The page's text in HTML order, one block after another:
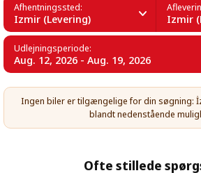
Afhentningssted:
Izmir (Levering) Izmir
Udlejningsperiode:
Aug. 12, 2026 - Aug. 19, 2026
Ingen biler er tilgængelige for din søgning:
blandt nedenstående
Ofte stillede